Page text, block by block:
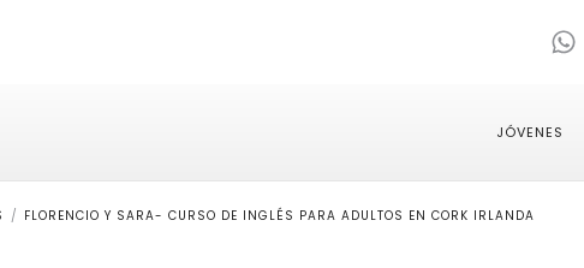
JÓVENES
FLORENCIO Y SARA- CURSO DE INGLÉS PARA ADULTOS EN CORK IRLANDA